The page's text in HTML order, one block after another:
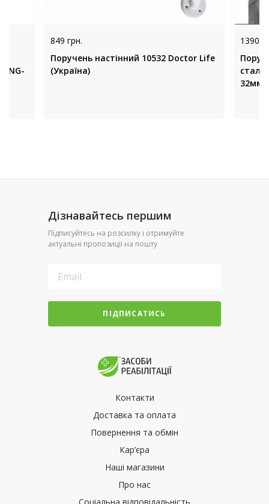
849 грн.
Поручень настінний 10532 Doctor Life
(Україна)
1390
сталі
32мм
Дізнавайтесь першим
Підписуйтесь на розсилку і отримуйте
актуальні пропозиції на пошту
ПІДПИСАТИСЬ
Контакти
Доставка та оплата
Повернення та обмін
Кар’єра
Наші магазини
Про нас
Соціальна відповідальність